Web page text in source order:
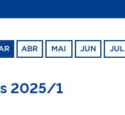
ABR MAI JUN JUL
2025/1